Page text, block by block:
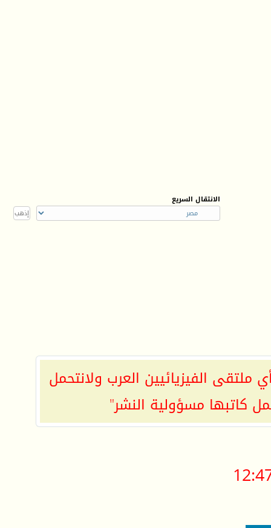
الانتقال السريع
ملتقى الفيزيائيين العرب ولانتحمل
كاتبها مسؤولية النشر"